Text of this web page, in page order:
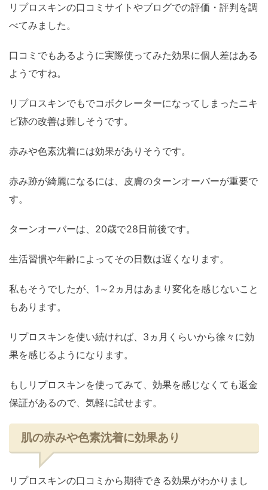
リプロスキンの口コミサイトやブログでの評価・評判を調
べてみました。
口コミでもあるように実際使ってみた効果に個人差はある
ようですね。
リプロスキンでもでコボクレーターになってしまったニキ
ビ跡の改善は難しそうです。
赤みや色素沈着には効果がありそうです。
赤み跡が綺麗になるには、皮膚のターンオーバーが重要で
す。
ターンオーバーは、20歳で28日前後です。
生活習慣や年齢によってその日数は遅くなります。
私もそうでしたが、1～2ヵ月はあまり変化を感じないこと
もあります。
リプロスキンを使い続ければ、3ヵ月くらいから徐々に効
果を感じるようになります。
もしリプロスキンを使ってみて、効果を感じなくても返金
保証があるので、気軽に試せます。
肌の赤みや色素沈着に効果あり
リプロスキンの口コミから期待できる効果がわかりまし